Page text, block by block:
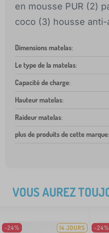
en mousse PUR (2)
coco (3) housse anti-
Dimensions matelas:
Le type de la matelas:
Capacité de charge:
Hauteur matelas:
Raideur matelas:
plus de produits de cette marque:
VOUS AUREZ
-24% 14 JOURS -24%